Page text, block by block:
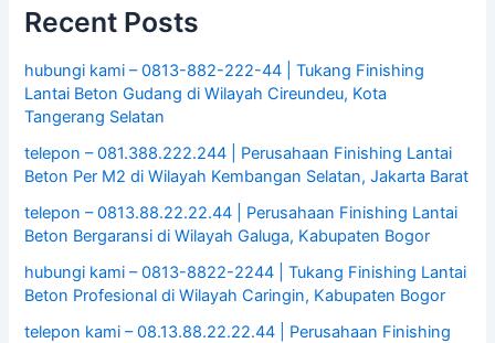
Recent Posts
hubungi kami – 0813-882-222-44 | Tukang Finishing
Lantai Beton Gudang di Wilayah Cireundeu, Kota
Tangerang Selatan
telepon – 081.388.222.244 | Perusahaan Finishing Lantai
Beton Per M2 di Wilayah Kembangan Selatan, Jakarta Barat
telepon – 0813.88.22.22.44 | Perusahaan Finishing Lantai
Beton Bergaransi di Wilayah Galuga, Kabupaten Bogor
hubungi kami – 0813-8822-2244 | Tukang Finishing Lantai
Beton Profesional di Wilayah Caringin, Kabupaten Bogor
telepon kami – 08.13.88.22.22.44 | Perusahaan Finishing